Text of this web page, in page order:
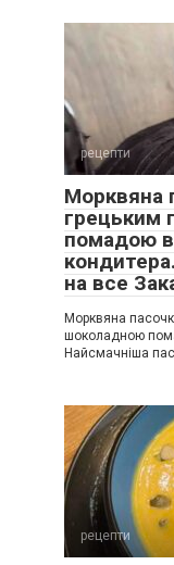
рецепти
Морквяна
грецьким
помадою
на все
Морквяна
шоколадною
Найсмачніша
рецепти